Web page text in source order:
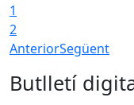
1
2
AnteriorSegüent
Butlletí